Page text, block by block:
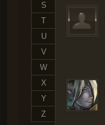
S
T
U
V
W
X
Y
Z